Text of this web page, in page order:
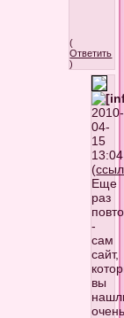
(
Ответить
)
2010-
04-
15
(
Еще
раз
-
сам
сайт,
вы